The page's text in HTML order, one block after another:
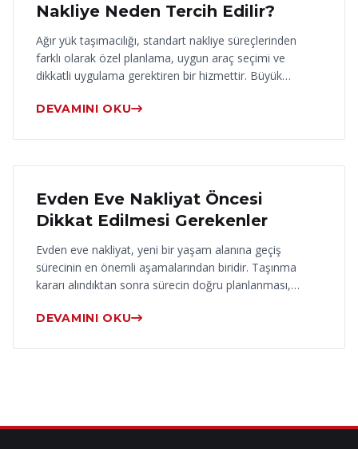
Nakliye Neden Tercih Edilir?
Ağır yük taşımacılığı, standart nakliye süreçlerinden
farklı olarak özel planlama, uygun araç seçimi ve
dikkatli uygulama gerektiren bir hizmettir. Büyük…
DEVAMINI OKU
16 Haziran 2026
Evden Eve Nakliyat Öncesi
Dikkat Edilmesi Gerekenler
Evden eve nakliyat, yeni bir yaşam alanına geçiş
sürecinin en önemli aşamalarından biridir. Taşınma
kararı alındıktan sonra sürecin doğru planlanması,…
DEVAMINI OKU